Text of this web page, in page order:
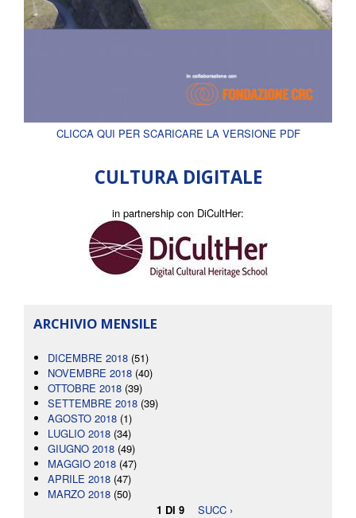
CLICCA QUI PER SCARICARE LA VERSIONE PDF
CULTURA DIGITALE
in partnership con DiCultHer:
ARCHIVIO MENSILE
DICEMBRE 2018 (51)
NOVEMBRE 2018 (40)
OTTOBRE 2018 (39)
SETTEMBRE 2018 (39)
AGOSTO 2018 (1)
LUGLIO 2018 (34)
GIUGNO 2018 (49)
MAGGIO 2018 (47)
APRILE 2018 (47)
MARZO 2018 (50)
1 DI 9
SUCC ›